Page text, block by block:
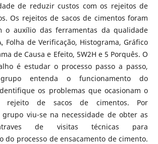
de reduzir custos com os rejeitos de
Os rejeitos de sacos de cimentos foram
o auxílio das ferramentas da qualidade
Folha de Verificação, Histograma, Gráfico
de Causa e Efeito, 5W2H e 5 Porquês. O
é estudar o processo passo a passo,
entenda o funcionamento do
os problemas que ocasionam o
de sacos de cimentos. Por
viu-se na necessidade de obter as
de visitas técnicas para
do processo de ensacamento de cimento.